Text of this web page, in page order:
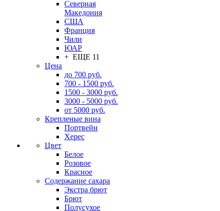
Северная
Македония
США
Франция
Чили
ЮАР
+ ЕЩЕ 11
Цена
до 700 руб.
700 - 1500 руб.
1500 - 3000 руб.
3000 - 5000 руб.
от 5000 руб.
Крепленые вина
Портвейн
Херес
Цвет
Белое
Розовое
Красное
Содержание сахара
Экстра брют
Брют
Полусухое